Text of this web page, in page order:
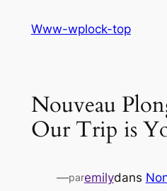
Www-wplock-top
Nouveau
Our Trip is
—paremilydans